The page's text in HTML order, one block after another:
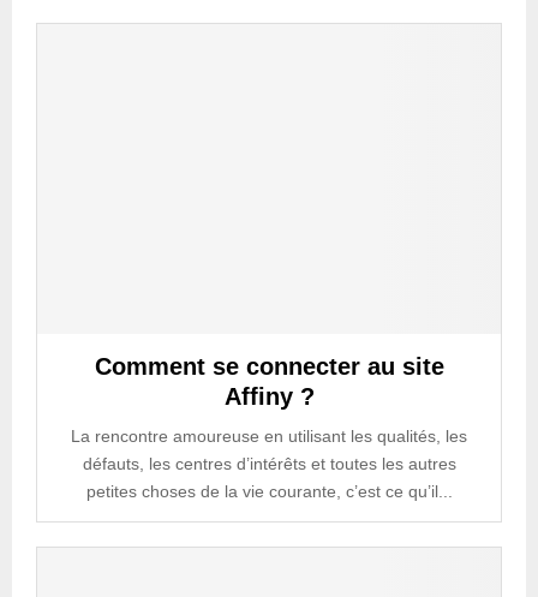
Comment se connecter au site
Affiny ?
La rencontre amoureuse en utilisant les qualités, les
défauts, les centres d’intérêts et toutes les autres
petites choses de la vie courante, c’est ce qu’il...